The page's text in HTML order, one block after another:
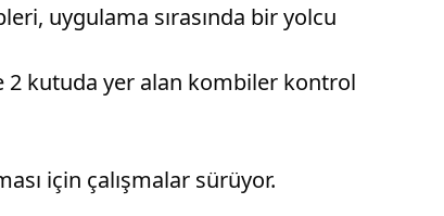
uygulama sırasında bir yolcu
2 kutuda yer alan kombiler kontrol
için çalışmalar sürüyor.